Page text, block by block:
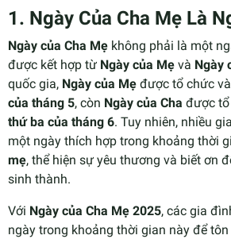
1. Ngày Của Cha Mẹ Là
Ngày của Cha Mẹ không phải là một
được kết hợp từ Ngày của Mẹ và Ngày
quốc gia, Ngày của Mẹ được tổ chức
của tháng 5, còn Ngày của Cha được
thứ ba của tháng 6. Tuy nhiên, nhiều
một ngày thích hợp trong khoảng thời
mẹ, thể hiện sự yêu thương và biết ơn
sinh thành.
Với Ngày của Cha Mẹ 2025, các gia
ngày trong khoảng thời gian này để